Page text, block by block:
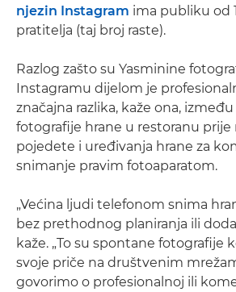
njezin Instagram ima publiku od
pratitelja (taj broj raste).
Razlog zašto su Yasminine
Instagramu dijelom je
značajna razlika, kaže ona,
fotografije hrane u restoranu prije
pojedete i uređivanja hrane za
snimanje pravim fotoaparatom.
„Većina ljudi telefonom snima
bez prethodnog planiranja ili
kaže. „To su spontane fotografije
svoje priče na društvenim
govorimo o profesionalnoj ili